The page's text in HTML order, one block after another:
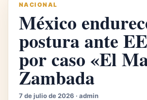
NACIONAL
México
postura ante
por caso «El
Zambada
7 de julio de 2026 · admin